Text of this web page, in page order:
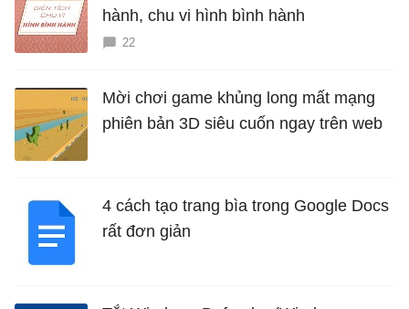
hành, chu vi hình bình hành
22
Mời chơi game khủng long mất mạng
phiên bản 3D siêu cuốn ngay trên web
4 cách tạo trang bìa trong Google Docs
rất đơn giản